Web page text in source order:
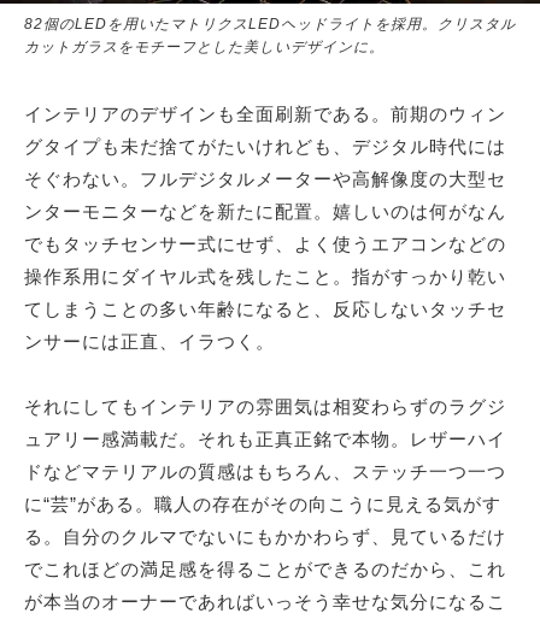
82個のLEDを用いたマトリクスLEDヘッドライトを採用。クリスタル
カットガラスをモチーフとした美しいデザインに。
インテリアのデザインも全面刷新である。前期のウィン
グタイプも未だ捨てがたいけれども、デジタル時代には
そぐわない。フルデジタルメーターや高解像度の大型セ
ンターモニターなどを新たに配置。嬉しいのは何がなん
でもタッチセンサー式にせず、よく使うエアコンなどの
操作系用にダイヤル式を残したこと。指がすっかり乾い
てしまうことの多い年齢になると、反応しないタッチセ
ンサーには正直、イラつく。
それにしてもインテリアの雰囲気は相変わらずのラグジ
ュアリー感満載だ。それも正真正銘で本物。レザーハイ
ドなどマテリアルの質感はもちろん、ステッチ一つ一つ
に“芸”がある。職人の存在がその向こうに見える気がす
る。自分のクルマでないにもかかわらず、見ているだけ
でこれほどの満足感を得ることができるのだから、これ
が本当のオーナーであればいっそう幸せな気分になるこ